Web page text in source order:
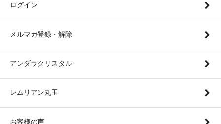
ログイン
メルマガ登録・解除
アンダラクリスタル
レムリアン丸玉
お客様の声